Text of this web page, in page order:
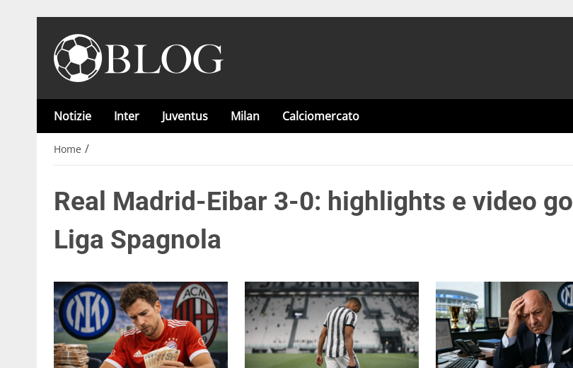
Notizie Inter Juventus Milan Calciomercato
Home /
Real Madrid-Eibar 3-0: highlights e video gol
Liga Spagnola